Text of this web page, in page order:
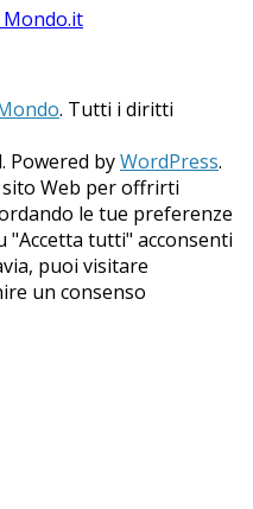
Mondo.it
. Tutti i diritti
Powered byWordPress.
Web per offrirti
le tue preferenze
"Accetta tutti" acconsenti
puoi visitare
un consenso